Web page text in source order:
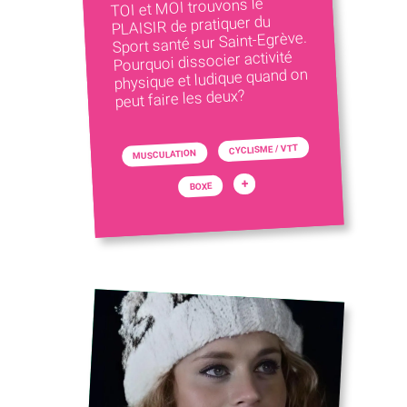
TOI et MOI trouvons le
PLAISIR de pratiquer du
Sport santé sur Saint-Egrève.
Pourquoi dissocier activité
physique et ludique quand on
peut faire les deux?
MUSCULATION CYCLISME / VTT
BOXE +